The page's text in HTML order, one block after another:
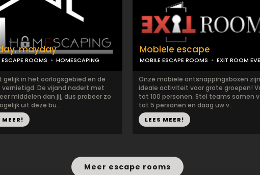
mayday
ESCAPE ROOMS HOMESCAPING
gelijk in het oorlogsgebied en de
vernietigd. De vijand nadert met
middelen dan jij, dus probeer zo
uit deze bu...
MEER!
Mobiele escape
MOBILE ESCAPE ROOMS EXIT ROOM
Onze mobiele ontsnappingsboxen zijn
ideale activiteit voor grote groepen!
tot 100 personen. Stel teams samen
tot 5 personen en daag uw v...
LEES MEER!
Meer escape rooms